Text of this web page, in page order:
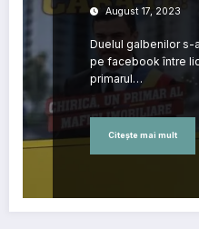
August 17, 2023
Duelul galbenilor s-
pe facebook între
primarul…
Citește mai mult